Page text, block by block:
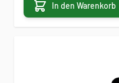
In den Warenkorb